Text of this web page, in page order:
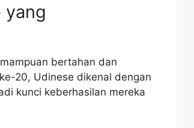
yang
bertahan dan
20, Udinese dikenal dengan
kunci keberhasilan mereka